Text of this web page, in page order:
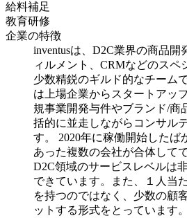
給料補足
教育研修
企業の特徴
inventusは、D2C業界の商品開
ィルメント、CRMなどのスペ
少数精鋭のギルド的なチーム
は上場企業からスタートアッ
規事業開発与件やブランド/商
括的に並走しながらコンサル
す。
2020年に稼働開始したば
あった複数の会社が合体して
D2C領域のサービスレベルは
できています。また、１人当
を持つのではなく、少数の顧
ットする形式をとっています